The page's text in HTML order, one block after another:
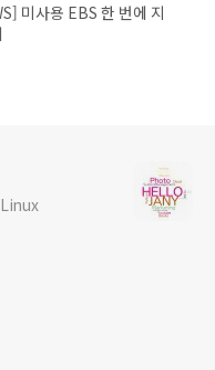
미사용 EBS 한 번에 지